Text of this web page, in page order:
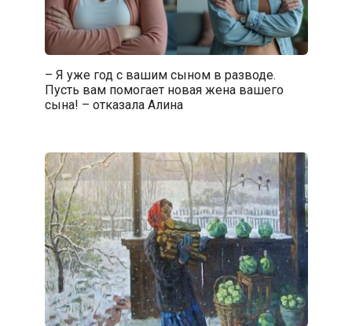
– Я уже год с вашим сыном в разводе.
Пусть вам помогает новая жена вашего
сына! – отказала Алина